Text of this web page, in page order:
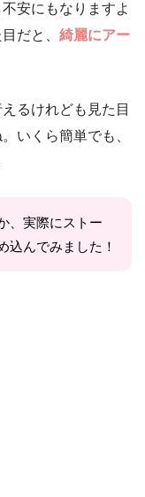
安にもなりますよ
だと、 綺麗にアー
るけれども見た目
いくら簡単でも、
、実際にストー
込んでみました！